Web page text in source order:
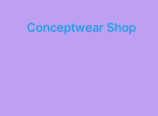
Conceptwear Shop